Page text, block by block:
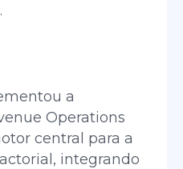
a
Operations
central para a
integrando